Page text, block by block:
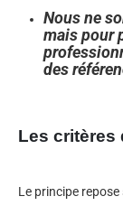
Nous ne
mais pour
des
Les critères
Le principe